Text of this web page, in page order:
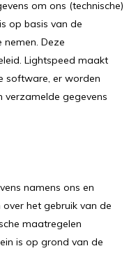
om ons (technische)
op basis van de
Deze
Lightspeed maakt
software, er worden
verzamelde gegevens
namens ons en
het gebruik van de
maatregelen
is op grond van de